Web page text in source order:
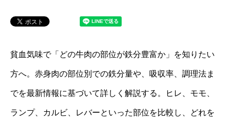
貧血気味で「どの牛肉の部位が鉄分豊富か」を知りたい
方へ。赤身肉の部位別での鉄分量や、吸収率、調理法ま
でを最新情報に基づいて詳しく解説する。ヒレ、モモ、
ランプ、カルビ、レバーといった部位を比較し、どれを